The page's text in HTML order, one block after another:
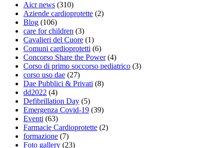
Aicr news (310)
Aziende cardioprotette (2)
Blog (106)
care for children (3)
Cavalieri del Cuore (1)
Comuni cardioprotetti (6)
Concorso Share the Power(4)
Corso di primo soccorso pediatrico (3)
corso uso dae (27)
Dae Pubblici & Privati (8)
dd2022 (4)
Defibrillation Day (5)
Emergenza Covid-19 (39)
Eventi (63)
Farmacie Cardioprotette (2)
formazione (7)
Foto gallery (23)